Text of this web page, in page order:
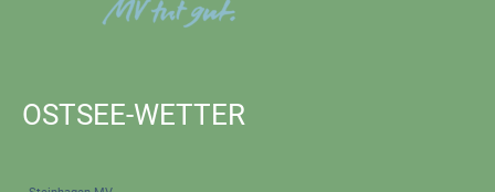
OSTSEE-WETTER